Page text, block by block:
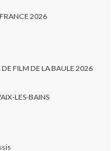
2026
FILM DE LA BAULE 2026
LES-BAINS